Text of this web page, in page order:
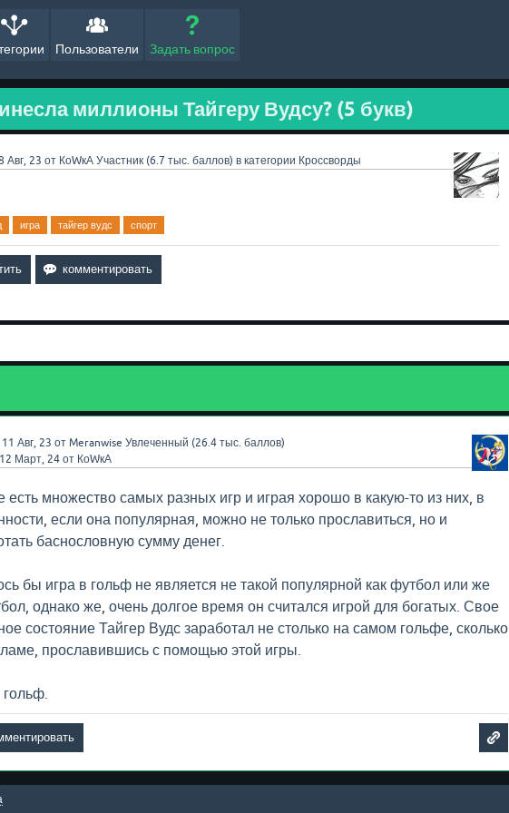
Пользователи Задать вопрос
миллионы Тайгеру Вудсу? (5 букв)
Авг, 23 от КоWкА Участник (6.7 тыс. баллов) в категории Кроссворды
игра тайгер вудс спорт
11 Авг, 23 от Meranwise Увлеченный (26.4 тыс.баллов)
12 Март, 24 от КоWкА
есть множество самых разных игр и играя хорошо в какую-то из них, в
если она популярная, можно не только прославиться, но и
баснословную сумму денег.
бы игра в гольф не является не такой популярной как футбол или же
однако же, очень долгое время он считался игрой для богатых. Свое
состояние Тайгер Вудс заработал не столько на самом гольфе, сколько
прославившись с помощью этой игры.